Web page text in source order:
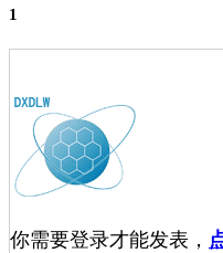
1
你需要登录才能发表，